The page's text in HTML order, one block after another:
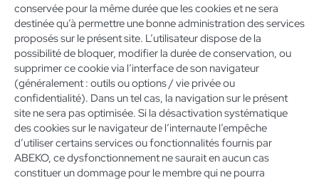
conservée pour la même durée que les cookies et ne sera
destinée qu’à permettre une bonne administration des services
proposés sur le présent site. L’utilisateur dispose de la
possibilité de bloquer, modifier la durée de conservation, ou
supprimer ce cookie via l’interface de son navigateur
(généralement : outils ou options / vie privée ou
confidentialité). Dans un tel cas, la navigation sur le présent
site ne sera pas optimisée. Si la désactivation systématique
des cookies sur le navigateur de l’internaute l’empêche
d’utiliser certains services ou fonctionnalités fournis par
ABEKO, ce dysfonctionnement ne saurait en aucun cas
constituer un dommage pour le membre qui ne pourra